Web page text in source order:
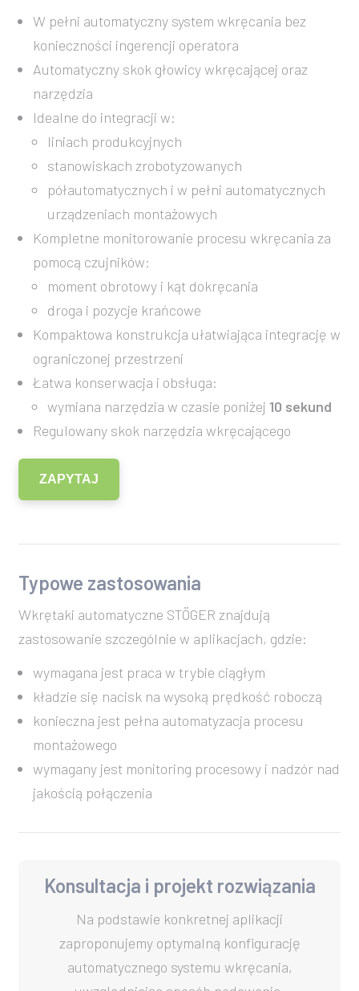
W pełni automatyczny system wkręcania bez
konieczności ingerencji operatora
Automatyczny skok głowicy wkręcającej oraz
narzędzia
Idealne do integracji w:
liniach produkcyjnych
stanowiskach zrobotyzowanych
półautomatycznych i w pełni automatycznych
urządzeniach montażowych
Kompletne monitorowanie procesu wkręcania za
pomocą czujników:
moment obrotowy i kąt dokręcania
droga i pozycje krańcowe
Kompaktowa konstrukcja ułatwiająca integrację w
ograniczonej przestrzeni
Łatwa konserwacja i obsługa:
wymiana narzędzia w czasie poniżej 10 sekund
Regulowany skok narzędzia wkręcającego
ZAPYTAJ
Typowe zastosowania
Wkrętaki automatyczne STÖGER znajdują
zastosowanie szczególnie w aplikacjach, gdzie:
wymagana jest praca w trybie ciągłym
kładzie się nacisk na wysoką prędkość roboczą
konieczna jest pełna automatyzacja procesu
montażowego
wymagany jest monitoring procesowy i nadzór nad
jakością połączenia
Konsultacja i projekt rozwiązania
Na podstawie konkretnej aplikacji
zaproponujemy optymalną konfigurację
automatycznego systemu wkręcania,